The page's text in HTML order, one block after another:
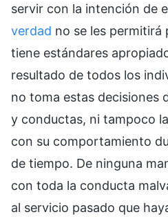
servir con la intención de
verdad no se les permitirá
tiene estándares
resultado de todos los
no toma estas decisiones
y conductas, ni tampoco
con su comportamiento
de tiempo. De ninguna
con toda la conducta
al servicio pasado que